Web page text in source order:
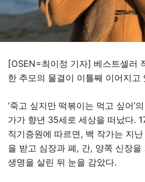
[OSEN=최이정 기자] 베스트셀러
한 추모의 물결이 이틀째 이어지고
‘죽고 싶지만 떡볶이는 먹고 싶어’
가가 향년 35세로 세상을 떠났다.
직기증원에 따르면, 백 작가는 지
을 받고 심장과 폐, 간, 양쪽 신장을
생명을 살린 뒤 눈을 감았다.